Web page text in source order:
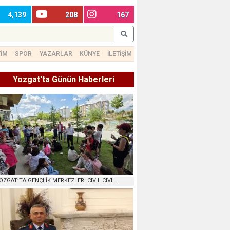
4,139 208 167
SPOR YAZARLAR KÜNYE İLETİŞİM
Yozgat'ta Günün Haberleri
GENÇLİK MERKEZLERİ CIVIL CIVIL